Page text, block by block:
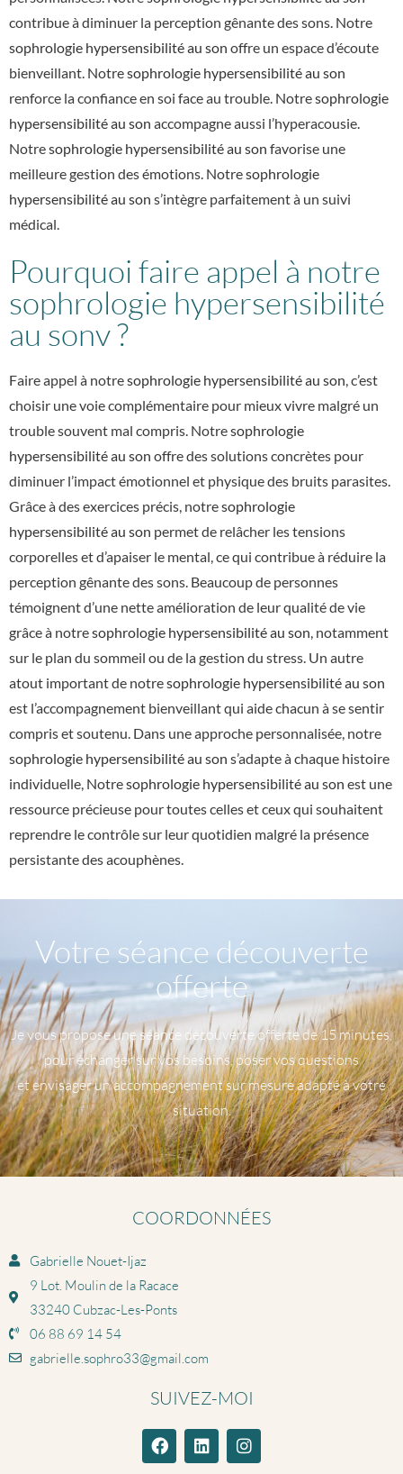
contribue à diminuer la perception gênante des sons. Notre
sophrologie hypersensibilité au son offre un espace d’écoute
bienveillant. Notresophrologie hypersensibilité au son
renforce la confiance en soi face au trouble. Notresophrologie
hypersensibilité au son accompagne aussi l’hyperacousie.
Notresophrologie hypersensibilité au son favorise une
meilleure gestion des émotions. Notresophrologie
hypersensibilité au son s’intègre parfaitement à un suivi
médical.
Pourquoi faire appel à notre
sophrologie hypersensibilité
au sonv ?
Faire appel à notresophrologie hypersensibilité au son , c’est
choisir une voie complémentaire pour mieux vivre malgré un
trouble souvent mal compris. Notresophrologie
hypersensibilité au son offre des solutions concrètes pour
diminuer l’impact émotionnel et physique des bruits parasites.
Grâce à des exercices précis, notresophrologie
hypersensibilité au son permet de relâcher les tensions
corporelles et d’apaiser le mental, ce qui contribue à réduire la
perception gênante des sons. Beaucoup de personnes
témoignent d’une nette amélioration de leur qualité de vie
grâce à notresophrologie hypersensibilité au son , notamment
sur le plan du sommeil ou de la gestion du stress. Un autre
atout important de notresophrologie hypersensibilité au son
est l’accompagnement bienveillant qui aide chacun à se sentir
compris et soutenu. Dans une approche personnalisée, notre
sophrologie hypersensibilité au son s’adapte à chaque histoire
individuelle, Notresophrologie hypersensibilité au son est une
ressource précieuse pour toutes celles et ceux qui souhaitent
reprendre le contrôle sur leur quotidien malgré la présence
persistante des acouphènes.
Votre séance découverte
offerte
Je vous propose une séance découverte offerte de 15 minutes,
pour échanger sur vos besoins, poser vos questions
et envisager un accompagnement sur mesure adapté à votre
situation.
COORDONNÉES
Gabrielle Nouet-Ijaz
9 Lot. Moulin de la Racace
33240 Cubzac-Les-Ponts
06 88 69 14 54
gabrielle.sophro33@gmail.com
SUIVEZ-MOI